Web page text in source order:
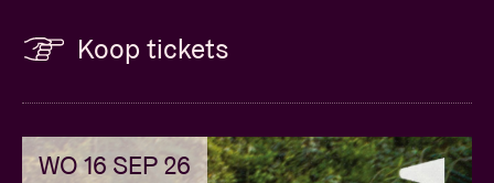
Koop tickets
WO 16 SEP 26